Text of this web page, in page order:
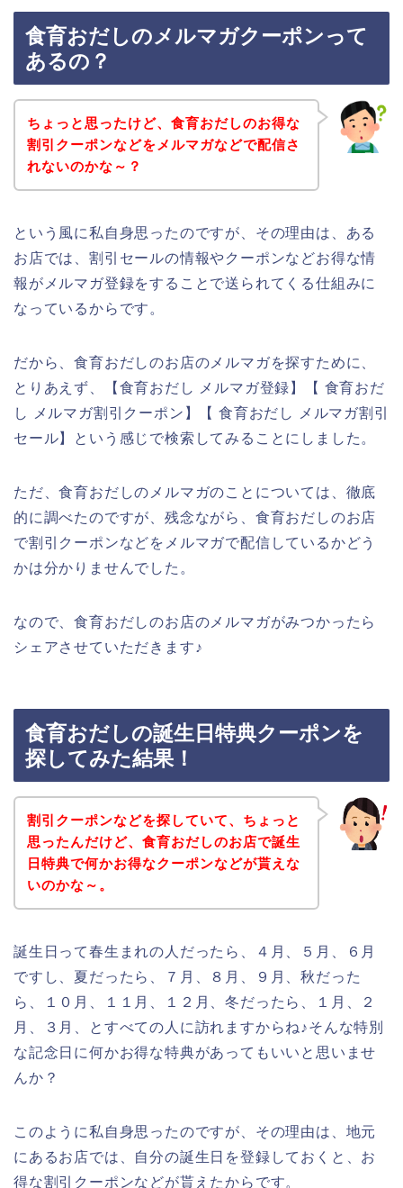
食育おだしのメルマガクーポンって
あるの？
ちょっと思ったけど、食育おだしのお得な
割引クーポンなどをメルマガなどで配信さ
れないのかな～？
という風に私自身思ったのですが、その理由は、ある
お店では、割引セールの情報やクーポンなどお得な情
報がメルマガ登録をすることで送られてくる仕組みに
なっているからです。
だから、食育おだしのお店のメルマガを探すために、
とりあえず、【食育おだし メルマガ登録】【 食育おだ
し メルマガ割引クーポン】【 食育おだし メルマガ割引
セール】という感じで検索してみることにしました。
ただ、食育おだしのメルマガのことについては、徹底
的に調べたのですが、残念ながら、食育おだしのお店
で割引クーポンなどをメルマガで配信しているかどう
かは分かりませんでした。
なので、食育おだしのお店のメルマガがみつかったら
シェアさせていただきます♪
食育おだしの誕生日特典クーポンを
探してみた結果！
割引クーポンなどを探していて、ちょっと
思ったんだけど、食育おだしのお店で誕生
日特典で何かお得なクーポンなどが貰えな
いのかな～。
誕生日って春生まれの人だったら、４月、５月、６月
ですし、夏だったら、７月、８月、９月、秋だった
ら、１０月、１１月、１２月、冬だったら、１月、２
月、３月、とすべての人に訪れますからね♪そんな特別
な記念日に何かお得な特典があってもいいと思いませ
んか？
このように私自身思ったのですが、その理由は、地元
にあるお店では、自分の誕生日を登録しておくと、お
得な割引クーポンなどが貰えたからです。